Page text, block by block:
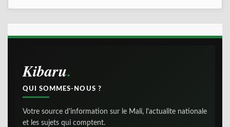
Kibaru
QUI SOMMES-NOUS ?
Votre source d'information sur le Mali, l'actualite nationale
et les sujets qui comptent.